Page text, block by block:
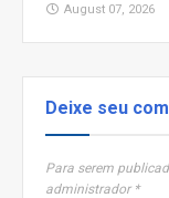
August 07, 2026
Deixe seu
Para serem
administrador *